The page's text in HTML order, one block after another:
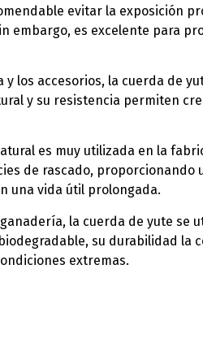
evitar la exposición
embargo, es excelente para
y los accesorios, la cuerda de
y su resistencia permiten
es muy utilizada en la
de rascado, proporcionando
una vida útil prolongada.
la cuerda de yute se
su durabilidad
extremas.